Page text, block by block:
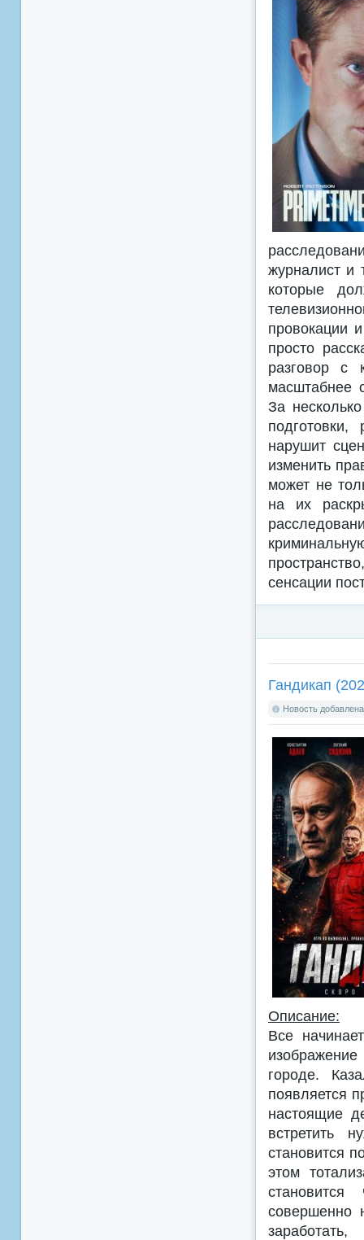
журналист и
которые
провокации
просто
разговор с
масштабнее
За
нарушит
изменить
может не
на их
сенсации
Гандикап
Новость
Описание:
Все
городе.
появляется
настоящие
встретить
становится
этом
совершенно